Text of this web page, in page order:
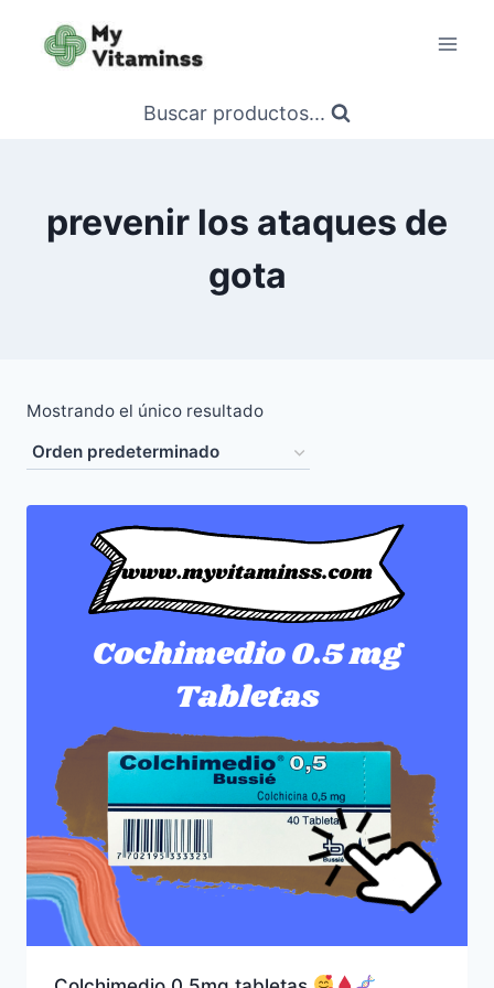
contenido
Buscar productos...
prevenir los ataques de
gota
Mostrando el único resultado